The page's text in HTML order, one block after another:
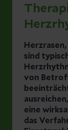
sind
von
eine
das